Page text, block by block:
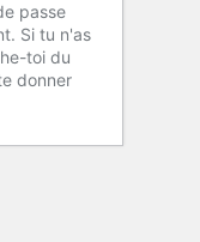
passe
Si tu n'as
toi du
donner